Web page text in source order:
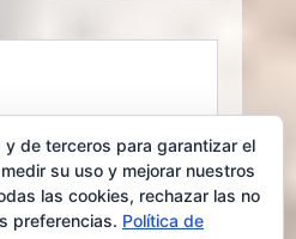
y
2005)
de terceros para garantizar el
su uso y mejorar nuestros
las cookies, rechazar las no
preferencias. Política de